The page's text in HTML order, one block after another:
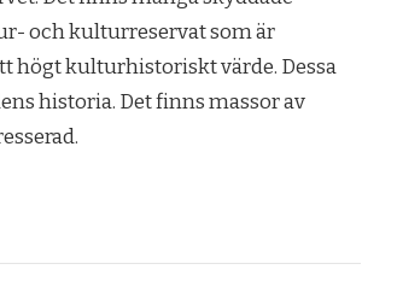
och kulturreservat som är
högt kulturhistoriskt värde. Dessa
historia. Det finns massor av